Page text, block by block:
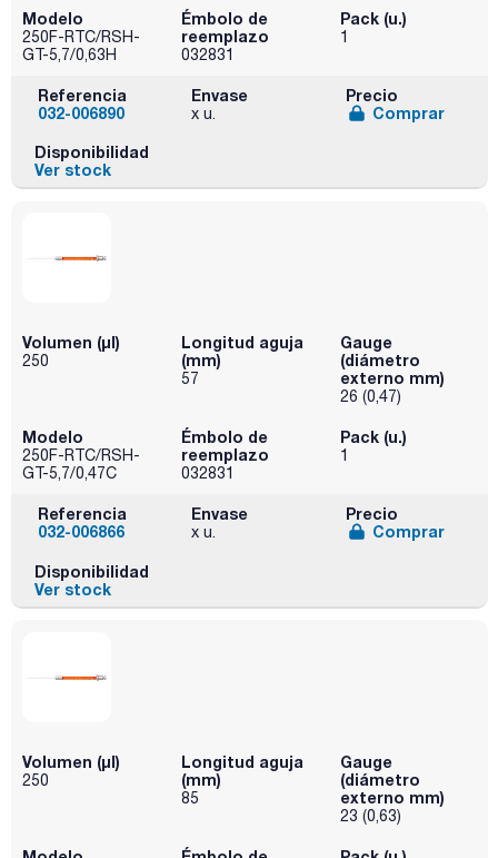
Modelo
250F-RTC/RSH-
GT-5,7/0,63H
Émbolo de
reemplazo
032831
Pack (u.)
1
Referencia
032-006890
Envase
x u.
Precio
Comprar
Disponibilidad
Ver stock
Volumen (µl)
250
Longitud aguja
(mm)
57
Gauge
(diámetro
externo mm)
26 (0,47)
Modelo
250F-RTC/RSH-
GT-5,7/0,47C
Émbolo de
reemplazo
032831
Pack (u.)
1
Referencia
032-006866
Envase
x u.
Precio
Comprar
Disponibilidad
Ver stock
Volumen (µl)
250
Longitud aguja
(mm)
85
Gauge
(diámetro
externo mm)
23 (0,63)